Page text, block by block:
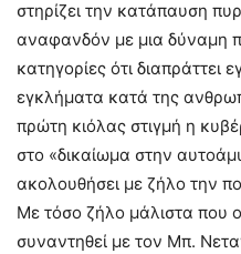
στηρίζει την κατάπαυση
αναφανδόν με μια δύναμη
κατηγορίες ότι διαπράττει
εγκλήματα κατά της
πρώτη κιόλας στιγμή η
στο «δικαίωμα στην
ακολουθήσει με ζήλο την
Με τόσο ζήλο μάλιστα που
συναντηθεί με τον Μπ.